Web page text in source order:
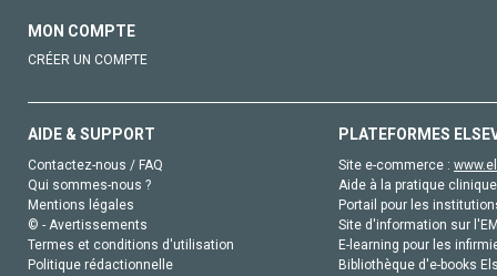
MON COMPTE
CRÉER UN COMPTE
AIDE & SUPPORT
Contactez-nous / FAQ
Qui sommes-nous ?
Mentions légales
© - Avertissements
Termes et conditions d'utilisation
Politique rédactionnelle
PLATEFORMES
Site e-commerce :
Aide à la pratique
Portail pour les
Site d'information sur
E-learning pour les
Bibliothèque d'e-books